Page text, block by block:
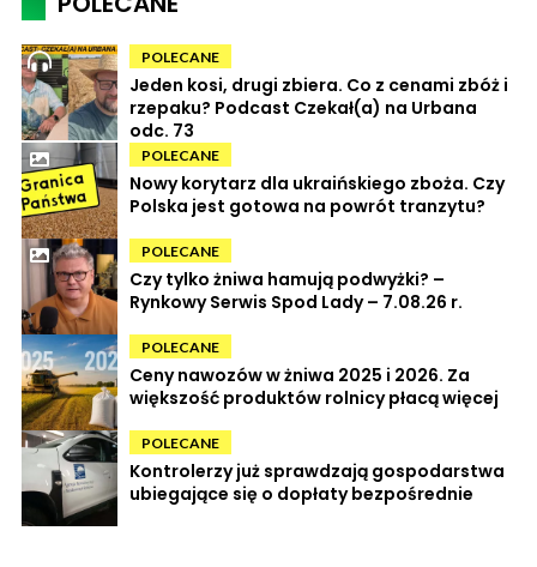
POLECANE
Jeden kosi, drugi zbiera. Co z cenami zbóż i
rzepaku? Podcast Czekał(a) na Urbana
odc. 73
POLECANE
Nowy korytarz dla ukraińskiego zboża. Czy
Polska jest gotowa na powrót tranzytu?
POLECANE
Czy tylko żniwa hamują podwyżki? –
Rynkowy Serwis Spod Lady – 7.08.26 r.
POLECANE
Ceny nawozów w żniwa 2025 i 2026. Za
większość produktów rolnicy płacą więcej
POLECANE
Kontrolerzy już sprawdzają gospodarstwa
ubiegające się o dopłaty bezpośrednie